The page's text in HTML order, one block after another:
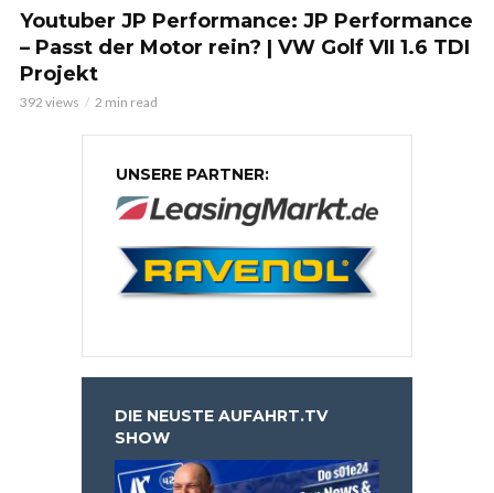
Youtuber JP Performance: JP Performance
– Passt der Motor rein? | VW Golf VII 1.6 TDI
Projekt
392 views 2 min read
UNSERE PARTNER:
DIE NEUSTE AUFAHRT.TV
SHOW